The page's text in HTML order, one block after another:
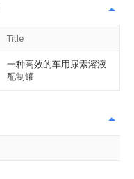
Title
一种高效的车用尿素溶液
配制罐